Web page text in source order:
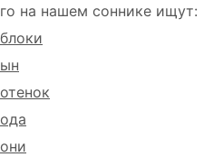
на нашем соннике ищут: